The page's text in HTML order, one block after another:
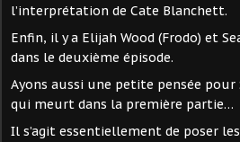
l’interprétation de Cate Blanchett.
Enfin, il y a Elijah Wood (Frodo) et
dans le deuxième épisode.
Ayons aussi une petite pensée pour
qui meurt dans la première partie…
Il s’agit essentiellement de poser